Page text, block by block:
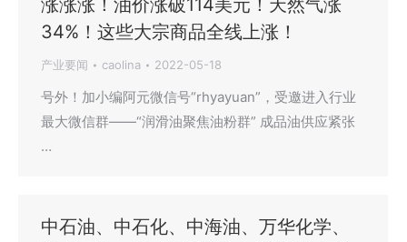
涨涨涨！油价涨破114美元！天然气涨
34%！这些大宗商品全线上涨！
产业要闻 caolina 2022-05-18
号外！加小编阿元微信号“rhyayuan”，受邀进入行业
最大微信群——“润滑油聚焦油粉群” 成品油供应紧张
…
中石油、中石化、中海油、万华化学、